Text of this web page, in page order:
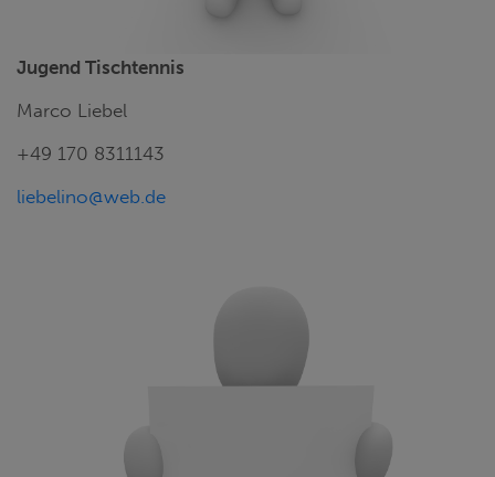
Jugend Tischtennis
Marco Liebel
+49 170 8311143
liebelino@web.de